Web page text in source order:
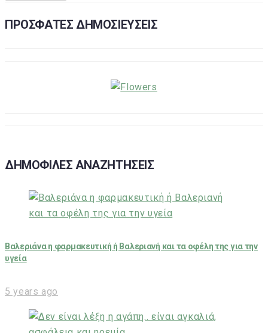
ΠΡΟΣΦΑΤΕΣ ΔΗΜΟΣΙΕΥΣΕΙΣ
ΔΗΜΟΦΙΛΕΣ ΑΝΑΖΗΤΗΣΕΙΣ
Βαλεριάνα η φαρμακευτική ή Βαλεριανή και τα οφέλη της για την
υγεία
5 years ago